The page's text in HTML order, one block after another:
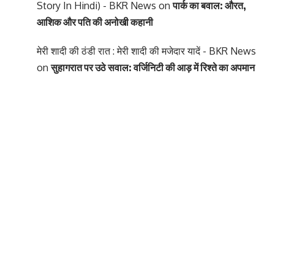
Story In Hindi) - BKR News onपार्क का बवाल: औरत,
आशिक और पति की अनोखी कहानी
मेरी शादी की ठंडी रात : मेरी शादी की मजेदार यादें - BKR News
onसुहागरात पर उठे सवाल: वर्जिनिटी की आड़ में रिश्ते का अपमान